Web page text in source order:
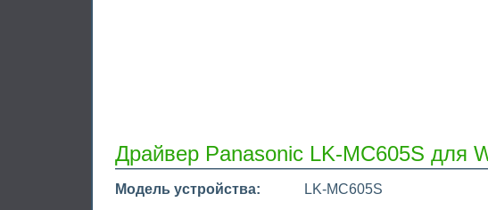
Драйвер Panasonic LK-MC605S для
Модель устройства: LK-MC605S